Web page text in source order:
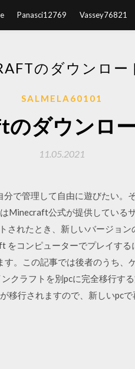
Panasci12769 Vassey76821
のダウンロー
SALMELA60101
のダウンロ
11.05.2021
で管理して自由に遊びたい。
Minecraft公式が提供してい
されたとき、新しいバージョ
コンピューターでプレイする
。この記事では後者のうち
クラフトを別pcに完全移行す
移行されますので、新しいpc